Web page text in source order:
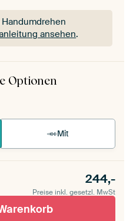
ansehen.
ansehen
Optionen
Mit
244,-
Preise inkl. gesetzl. MwSt